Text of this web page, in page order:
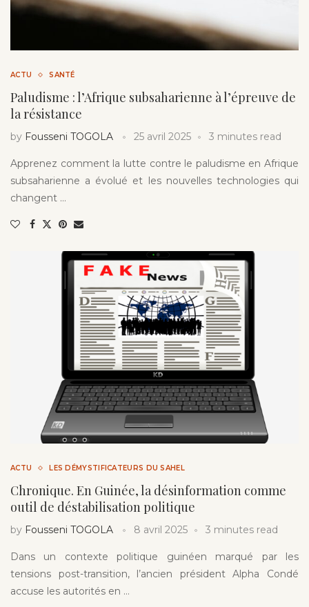
ACTU SANTÉ
Paludisme : l’Afrique subsaharienne à l’épreuve de
la résistance
by Fousseni TOGOLA 25 avril 2025 3 minutes read
Apprenez comment la lutte contre le paludisme en Afrique
subsaharienne a évolué et les nouvelles technologies qui
changent …
ACTU LES DÉMYSTIFICATEURS DU SAHEL
Chronique. En Guinée, la désinformation comme
outil de déstabilisation politique
by Fousseni TOGOLA 8 avril 2025 3 minutes read
Dans un contexte politique guinéen marqué par les
tensions post-transition, l’ancien président Alpha Condé
accuse les autorités en …